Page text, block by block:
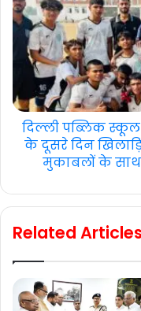
दिल्ली पब्लिक
के दूसरे दिन
मुकाबलों के
Related Articles